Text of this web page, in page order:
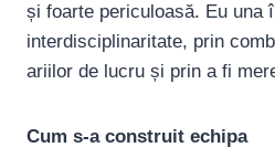
și foarte periculoasă. Eu una
interdisciplinaritate, prin
ariilor de lucru și prin a fi
Cum s-a construit echipa